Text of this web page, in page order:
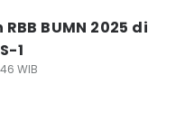
BUMN 2025 di
1
WIB